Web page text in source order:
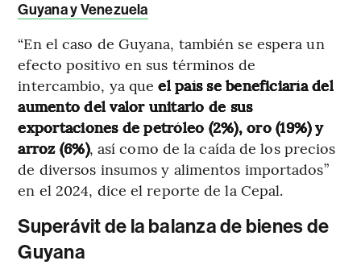
Guyana y Venezuela
“En el caso de Guyana, también se espera un
efecto positivo en sus términos de
intercambio, ya queel país se beneficiaría del
aumento del valor unitario de sus
exportaciones de petróleo (2%), oro (19%) y
arroz (6%), así como de la caída de los precios
de diversos insumos y alimentos importados”
en el 2024, dice el reporte de la Cepal.
Superávit de la balanza de bienes de
Guyana